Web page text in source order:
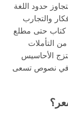
حدود اللغة
والتجارب
كتاب حتى مطلع
التأملات
الأحاسيس
في نصوص تسعى